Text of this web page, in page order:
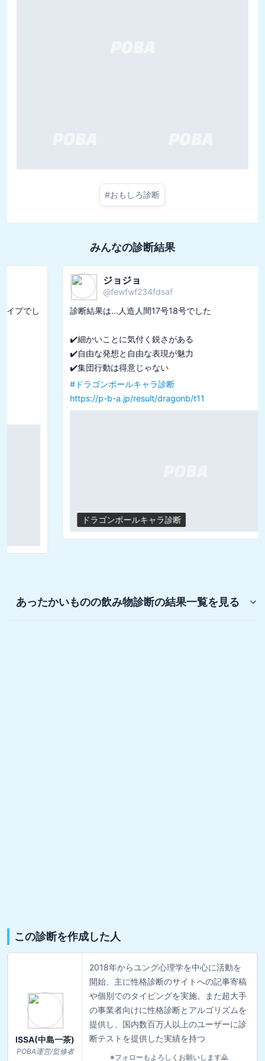
#おもしろ診断
みんなの診断結果
ジョジョ
fewfwf234fdsaf
診断結果は...人造人間17号18号でした
✔️細かいことに気付く鋭さがある
✔️自由な発想と自由な表現が魅力
✔️集団行動は得意じゃない
ドラゴンボールキャラ診断
https://p-b-a.jp/result/dragonb/t11
ドラゴンボールキャラ診断
あったかいものの飲み物診断の結果一覧を見る
この診断を作成した人
ISSA(中島一茶)
POBA運営/監修者
2018年からユング心理学を中心に活動を
開始、主に性格診断のサイトへの記事寄稿
や個別でのタイピングを実施。また超大手
の事業者向けに性格診断とアルゴリズムを
提供し、国内数百万人以上のユーザーに診
断テストを提供した実績を持つ
※フォローもよろしくお願いします🙇